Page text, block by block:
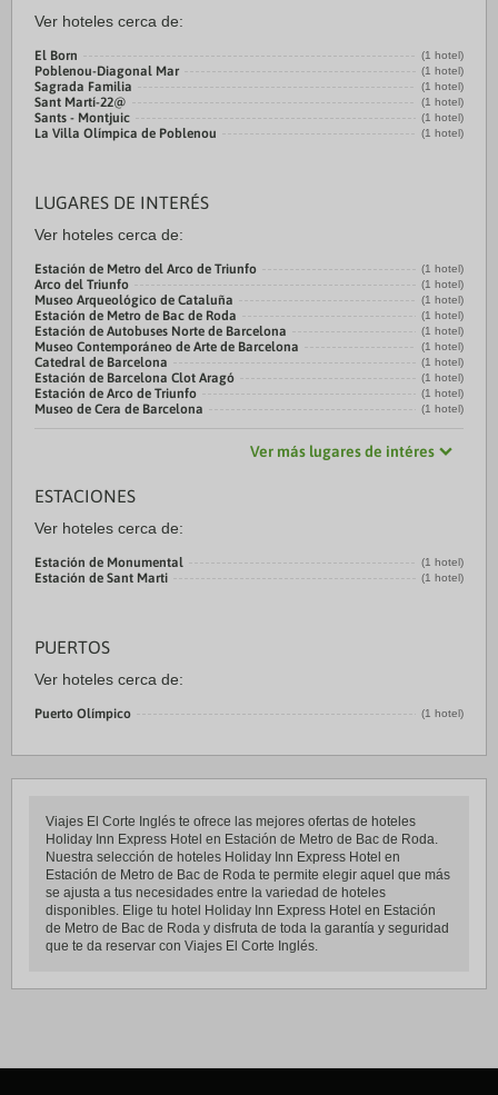
Ver hoteles cerca de:
El Born (1 hotel)
Poblenou-Diagonal Mar (1 hotel)
Sagrada Familia (1 hotel)
Sant Martí-22@ (1 hotel)
Sants - Montjuic (1 hotel)
La Villa Olímpica de Poblenou (1 hotel)
LUGARES DE INTERÉS
Ver hoteles cerca de:
Estación de Metro del Arco de Triunfo (1 hotel)
Arco del Triunfo (1 hotel)
Museo Arqueológico de Cataluña (1 hotel)
Estación de Metro de Bac de Roda (1 hotel)
Estación de Autobuses Norte de Barcelona (1 hotel)
Museo Contemporáneo de Arte de Barcelona (1 hotel)
Catedral de Barcelona (1 hotel)
Estación de Barcelona Clot Aragó (1 hotel)
Estación de Arco de Triunfo (1 hotel)
Museo de Cera de Barcelona (1 hotel)
Ver más lugares de intéres
ESTACIONES
Ver hoteles cerca de:
Estación de Monumental (1 hotel)
Estación de Sant Marti (1 hotel)
PUERTOS
Ver hoteles cerca de:
Puerto Olímpico (1 hotel)
Viajes El Corte Inglés te ofrece las mejores ofertas de hoteles
Holiday Inn Express Hotel en Estación de Metro de Bac de Roda.
Nuestra selección de hoteles Holiday Inn Express Hotel en
Estación de Metro de Bac de Roda te permite elegir aquel que más
se ajusta a tus necesidades entre la variedad de hoteles
disponibles. Elige tu hotel Holiday Inn Express Hotel en Estación
de Metro de Bac de Roda y disfruta de toda la garantía y seguridad
que te da reservar con Viajes El Corte Inglés.